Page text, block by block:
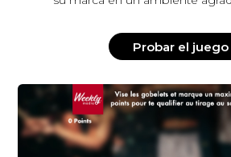
Probar el juego